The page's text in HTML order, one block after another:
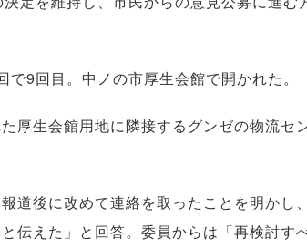
9回目。中ノの市厚生会館で開かれた。
厚生会館用地に隣接するグンゼの物流セ
道後に改めて連絡を取ったことを明かし
伝えた」と回答。委員からは「再検討す